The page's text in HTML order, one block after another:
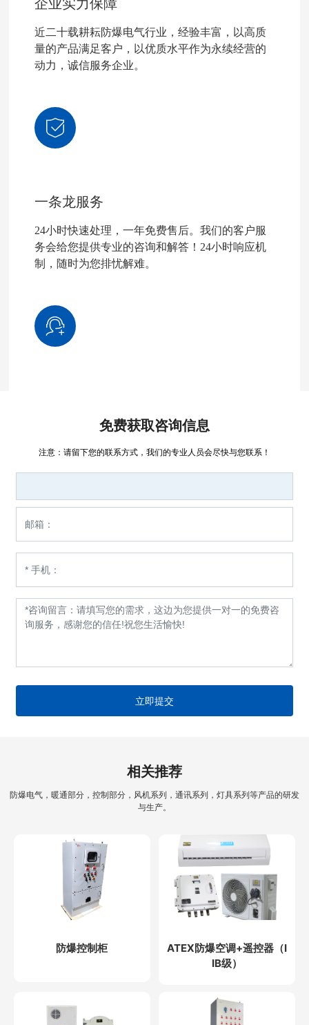
近二十载耕耘防爆电气行业，经验丰富，以高质
量的产品满足客户，以优质水平作为永续经营的
动力，诚信服务企业。
一条龙服务
24小时快速处理，一年免费售后。我们的客户服
务会给您提供专业的咨询和解答！24小时响应机
制，随时为您排忧解难。
免费获取咨询信息
注意：请留下您的联系方式，我们的专业人员会尽快与您联系！
立即提交
相关推荐
防爆电气，暖通部分，控制部分，风机系列，通讯系列，灯具系列等产品的研发
与生产。
防爆控制柜
ATEX防爆空调+遥控器（I
IB级）